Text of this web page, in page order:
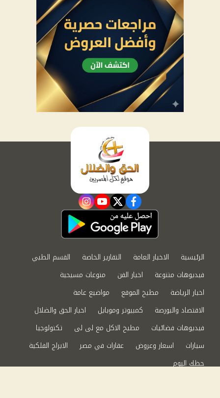
facebook
twitter
youtube
instagram
الرئيسية الاخبار العامة التقارير الخاصة
القسم الطبي
فيديوهات متنوعة
اخبار الفن
منوعات مسيحية
اخبار الرياضة
مطبخ الموقع
مواضيع عامة
الاقتصاد والبورصة
كمبيوتر وموبايل
اخبار الحق والضلال
فيديوهات فضائيات
مطبخ الاكل مع لى لى
تكنولوجيا
سيارات
اسعار وعروض عقارات في مصر
الابراج الفلكية
حظك اليوم